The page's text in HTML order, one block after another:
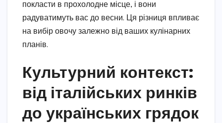
покласти в прохолодне місце, і вони
радуватимуть вас до весни. Ця різниця впливає
на вибір овочу залежно від ваших кулінарних
планів.
Культурний контекст:
від італійських ринків
до українських грядок